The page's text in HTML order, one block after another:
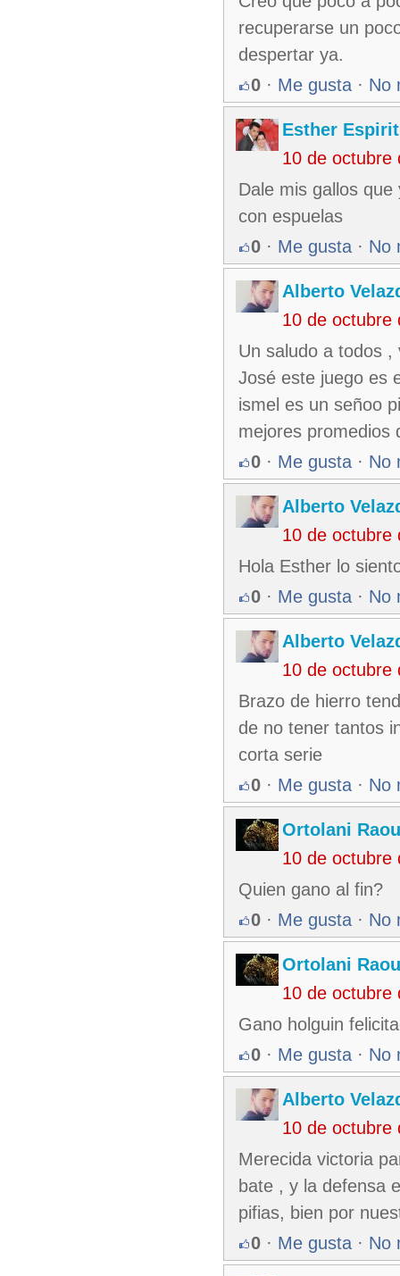
recuperarse un
despertar ya.
0 · Me gusta · No
Esther
10 de octubre
Dale mis gallos
con espuelas
0 · Me gusta · No
Alberto
10 de octubre
Un saludo a todos ,
José este juego es
ismel es un señoo
mejores promedios
0 · Me gusta · No
Alberto
10 de octubre
Hola Esther lo
0 · Me gusta · No
Alberto
10 de octubre
Brazo de hierro
de no tener tantos
corta serie
0 · Me gusta · No
Ortolani
10 de octubre
Quien gano al fin?
0 · Me gusta · No
Ortolani
10 de octubre
Gano holguin
0 · Me gusta · No
Alberto
10 de octubre
Merecida victoria
bate , y la defensa
pifias, bien por
0 · Me gusta · No